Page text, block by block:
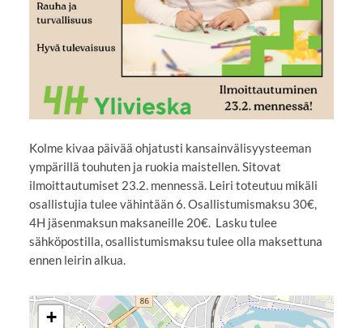
Kolme kivaa päivää ohjatusti kansainvälisyysteeman
ympärillä touhuten ja ruokia maistellen. Sitovat
ilmoittautumiset 23.2. mennessä. Leiri toteutuu mikäli
osallistujia tulee vähintään 6. Osallistumismaksu 30€,
4H jäsenmaksun maksaneille 20€. Lasku tulee
sähköpostilla, osallistumismaksu tulee olla maksettuna
ennen leirin alkua.
+